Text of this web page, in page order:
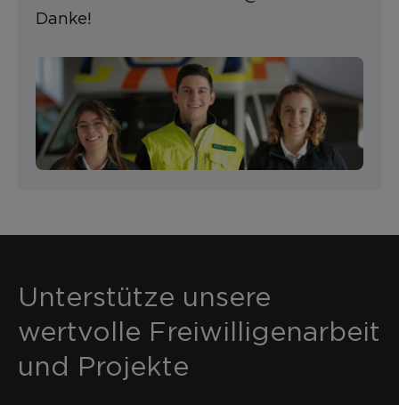
Danke!
Unterstütze unsere
wertvolle Freiwilligenarbeit
und Projekte